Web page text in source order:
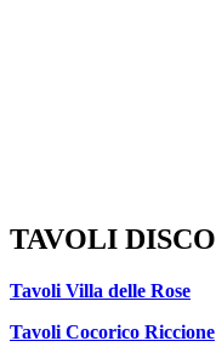
TAVOLI DISCO
Tavoli Villa delle Rose
Tavoli Cocorico Riccione